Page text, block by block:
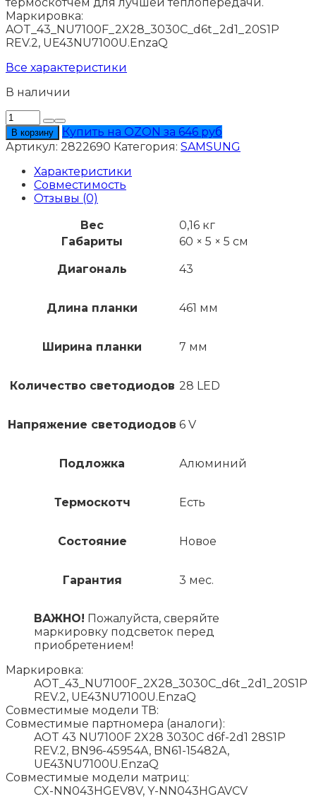
Маркировка:
AOT_43_NU7100F_2X28_3030C_d6t_2d1_20S1P
REV.2, UE43NU7100U.EnzaQ
Все характеристики
В наличии
Количество
товара
Подсветка
SAMSUNG
UE43NU7479U
В корзину
Купить на OZON за 646 руб
Артикул: 2822690 Категория: SAMSUNG
Характеристики
Совместимость
Отзывы (0)
Вес
0,16 кг
Габариты
60 × 5 × 5 см
Диагональ 43
Длина планки 461 мм
Ширина планки 7 мм
Количество светодиодов 28 LED
Напряжение светодиодов 6 V
Подложка Алюминий
Термоскотч Есть
Состояние Новое
Гарантия 3 мес.
ВАЖНО! Пожалуйста, сверяйте
маркировку подсветок перед
приобретением!
Маркировка:
AOT_43_NU7100F_2X28_3030C_d6t_2d1_20S1P
REV.2, UE43NU7100U.EnzaQ
Совместимые модели ТВ:
Совместимые партномера (аналоги):
AOT 43 NU7100F 2X28 3030C d6f-2d1 28S1P
REV.2, BN96-45954A, BN61-15482A,
UE43NU7100U.EnzaQ
Совместимые модели матриц:
CX-NN043HGEV8V, Y-NN043HGAVCV